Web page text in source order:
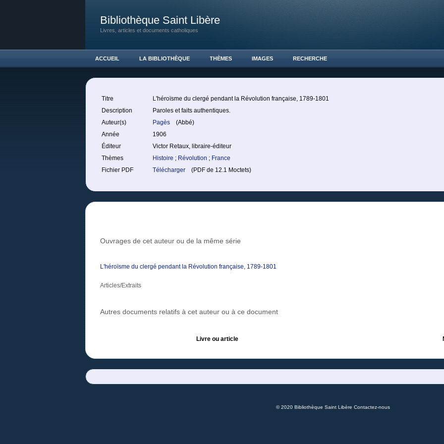
Bibliothèque Saint Libère
Livres, articles et documents catholiques
ACCUEIL LA BIBLIOTHÈQUE THÈMES IMAGES RECHERCHE
Titre
L'héroïsme du clergé pendant la Révolution française, 1789-1801
Description
Paroles et faits authentiques.
Auteur(s)
Pagès
(Abbé)
Année
1906
Éditeur
Victor Retaux, libraire-éditeur
Thèmes
Histoire ; Révolution ; France
Fichier PDF
Télécharger (PDF de 12.1 Moctets)
Ouvrages de cet auteur ou de la même série
L'héroïsme du clergé pendant la Révolution française, 1789-1801
Articles/Extraits
Autres documents relatifs à cet auteur ou à ce document
Livre ou article
© 2020 Bibliothèque Saint Libère Contactez-nous